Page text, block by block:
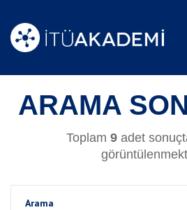
ARAMA
Toplam 9adet
Arama